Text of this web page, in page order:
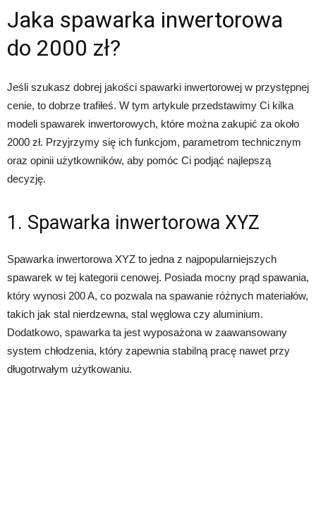
Jaka spawarka inwertorowa
do 2000 zł?
Jeśli szukasz dobrej jakości spawarki inwertorowej w przystępnej
cenie, to dobrze trafiłeś. W tym artykule przedstawimy Ci kilka
modeli spawarek inwertorowych, które można zakupić za około
2000 zł. Przyjrzymy się ich funkcjom, parametrom technicznym
oraz opinii użytkowników, aby pomóc Ci podjąć najlepszą
decyzję.
1. Spawarka inwertorowa XYZ
Spawarka inwertorowa XYZ to jedna z najpopularniejszych
spawarek w tej kategorii cenowej. Posiada mocny prąd spawania,
który wynosi 200 A, co pozwala na spawanie różnych materiałów,
takich jak stal nierdzewna, stal węglowa czy aluminium.
Dodatkowo, spawarka ta jest wyposażona w zaawansowany
system chłodzenia, który zapewnia stabilną pracę nawet przy
długotrwałym użytkowaniu.